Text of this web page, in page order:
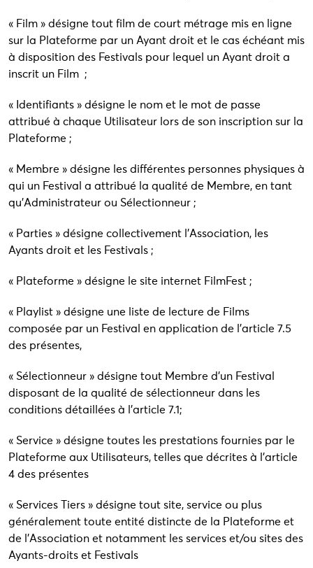
« Film » désigne tout film de court métrage mis en ligne
sur la Plateforme par un Ayant droit et le cas échéant mis
à disposition des Festivals pour lequel un Ayant droit a
inscrit un Film ;
« Identifiants » désigne le nom et le mot de passe
attribué à chaque Utilisateur lors de son inscription sur la
Plateforme ;
« Membre » désigne les différentes personnes physiques à
qui un Festival a attribué la qualité de Membre, en tant
qu’Administrateur ou Sélectionneur ;
« Parties » désigne collectivement l’Association, les
Ayants droit et les Festivals ;
« Plateforme » désigne le site internet FilmFest ;
« Playlist » désigne une liste de lecture de Films
composée par un Festival en application de l’article 7.5
des présentes,
« Sélectionneur » désigne tout Membre d’un Festival
disposant de la qualité de sélectionneur dans les
conditions détaillées à l’article 7.1;
« Service » désigne toutes les prestations fournies par le
Plateforme aux Utilisateurs, telles que décrites à l’article
4 des présentes
« Services Tiers » désigne tout site, service ou plus
généralement toute entité distincte de la Plateforme et
de l’Association et notamment les services et/ou sites des
Ayants-droits et Festivals